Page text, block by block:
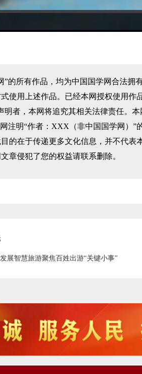
”的所有作品，均为中国国学网合法拥
使用上述作品。已经本网授权使用作
明者，本网将追究其相关法律责任。
注明“作者：XXX（非中国国学网）
的在于传递更多文化信息，并不代表
章侵犯了您的权益请联系删除。
展智慧旅游聚焦百姓出游“关键小事”